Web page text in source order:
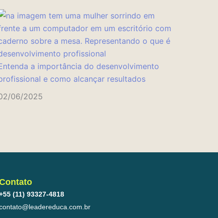
a importância do desenvolvimento
e como alcançar resultados
06/2025
(11) 93327-4818